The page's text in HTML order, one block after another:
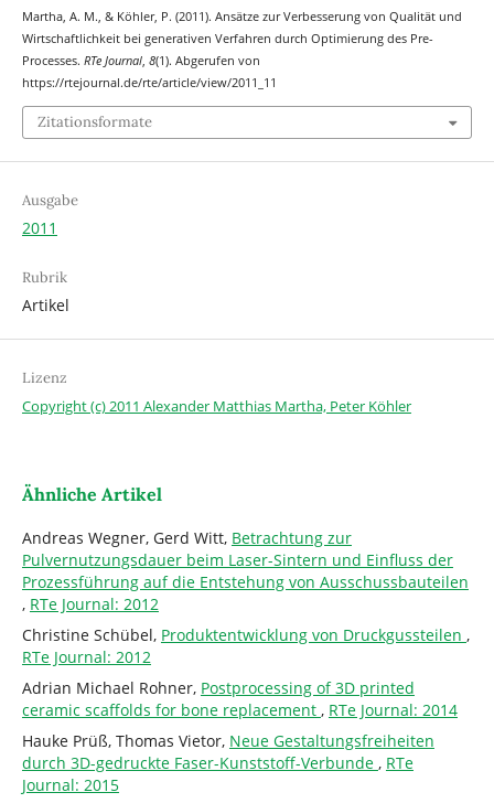
Martha, A. M., & Köhler, P. (2011). Ansätze zur Verbesserung von Qualität und
Wirtschaftlichkeit bei generativen Verfahren durch Optimierung des Pre-
Processes. RTe Journal, 8(1). Abgerufen von
https://rtejournal.de/rte/article/view/2011_11
Zitationsformate
Ausgabe
2011
Rubrik
Artikel
Lizenz
Copyright (c) 2011 Alexander Matthias Martha, Peter Köhler
Ähnliche Artikel
Andreas Wegner, Gerd Witt, Betrachtung zur
Pulvernutzungsdauer beim Laser-Sintern und Einfluss der
Prozessführung auf die Entstehung von Ausschussbauteilen
, RTe Journal: 2012
Christine Schübel, Produktentwicklung von Druckgussteilen ,
RTe Journal: 2012
Adrian Michael Rohner, Postprocessing of 3D printed
ceramic scaffolds for bone replacement , RTe Journal: 2014
Hauke Prüß, Thomas Vietor, Neue Gestaltungsfreiheiten
durch 3D-gedruckte Faser-Kunststoff-Verbunde , RTe
Journal: 2015